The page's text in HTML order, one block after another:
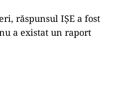
instituțională
Ministerului
de aparatul
răspunsuri directe